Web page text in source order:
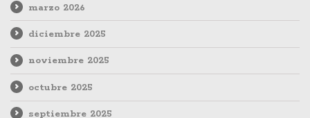
marzo 2026
diciembre 2025
noviembre 2025
octubre 2025
septiembre 2025